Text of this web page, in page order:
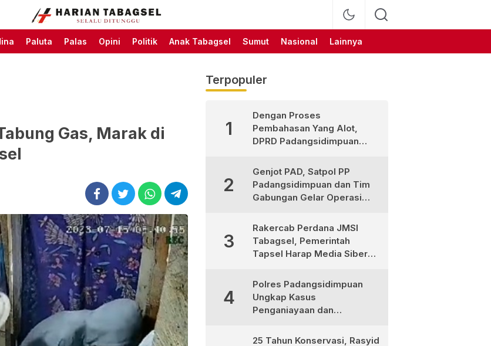
Harian Tabagsel
Harian Tabagsel Official
Website
Paluta Palas Opini Politik Anak Tabagsel Sumut Nasional Lainnya
Gas, Marak di
Terpopuler
1
Dengan Proses
Pembahasan Yang Alot,
DPRD Padangsidimpuan
Pertanggungjawaban APBD
2025
2
Genjot PAD, Satpol PP
Padangsidimpuan dan Tim
Gabungan Gelar Operasi
3
Rakercab Perdana JMSI
Tabagsel, Pemerintah
Tapsel Harap Media Siber
Pembangunan
4
Polres Padangsidimpuan
Ungkap Kasus
Penganiayaan dan
Diamankan
25 Tahun Konservasi, Rasyid